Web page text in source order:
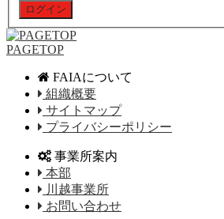
PAGETOP
FAIAについて
組織概要
サイトマップ
プライバシーポリシー
事業所案内
本部
川越事業所
お問い合わせ